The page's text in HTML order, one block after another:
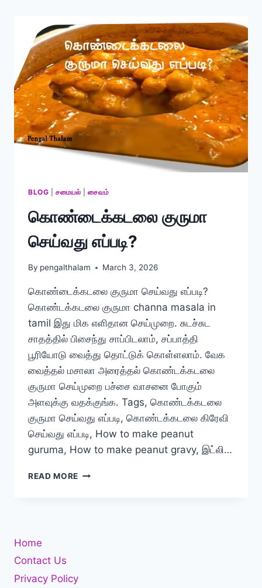
BLOG |சமையல் |சைவம்
கொண்டைக்கடலை குருமா
செய்வது எப்படி?
By pengalthalam March 3, 2026
கொண்டைக்கடலை குருமா செய்வது எப்படி?
கொண்டக்கடலை குருமா channa masala in
tamil இது மிக எளிதான செய்முறை. சுடச்சுட
சாதத்தில் பிசைந்து சாப்பிடலாம், சப்பாத்தி
பூரியோடு வைத்து தொட்டுக் கொள்ளலாம். வேக
வைத்தல் மசாலா அரைத்தல் கொண்டக்கடலை
குருமா செய்முறை பச்சை வாசனை போகும்
அளவுக்கு வதக்குங்க. Tags, கொண்டக்கடலை
குருமா செய்வது எப்படி, கொண்டக்கடலை கிரேவி
செய்வது எப்படி, How to make peanut
guruma, How to make peanut gravy, இட்லி…
READ MORE கொண்டைக்கடலை
Home
Contact Us
Privacy Policy